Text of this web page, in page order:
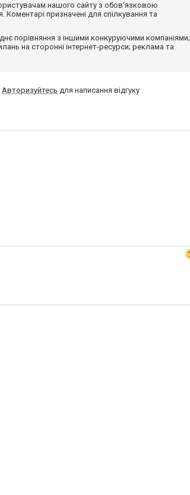
нашого сайту з обов'язковою
призначені для спілкування та
порівняння з іншими конкуруючими компаніями;
на сторонні інтернет-ресурси; реклама та
Авторизуйтесь для написання відгуку